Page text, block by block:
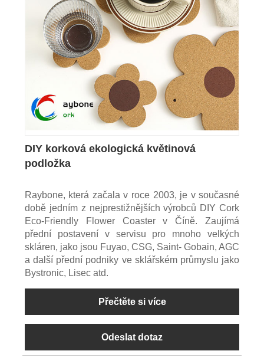
DIY korková ekologická květinová
podložka
Raybone, která začala v roce 2003, je v současné
době jedním z nejprestižnějších výrobců DIY Cork
Eco-Friendly Flower Coaster v Číně. Zaujímá
přední postavení v servisu pro mnoho velkých
skláren, jako jsou Fuyao, CSG, Saint- Gobain, AGC
a další přední podniky ve sklářském průmyslu jako
Bystronic, Lisec atd.
Přečtěte si více
Odeslat dotaz